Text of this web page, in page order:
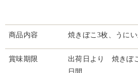
商品内容 焼きぼこ3枚、うに
賞味期限
出荷日より 焼きぼ